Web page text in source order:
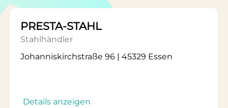
PRESTA-STAHL
Stahlhändler
Johanniskirchstraße 96 | 45329 Essen
Details anzeigen